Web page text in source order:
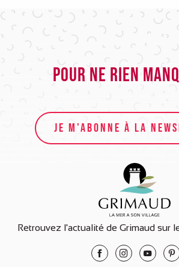
Pour ne rien
JE M'ABONNE À LA
Retrouvez l'actualité de Grimaud sur